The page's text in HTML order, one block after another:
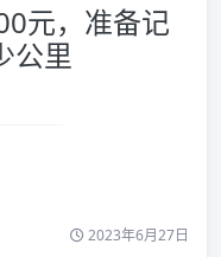
元，准备记
公里
2023年6月27日